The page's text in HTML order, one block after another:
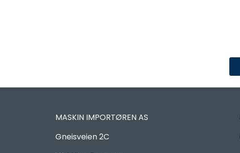
MASKIN IMPORTØREN AS
Gneisveien 2C